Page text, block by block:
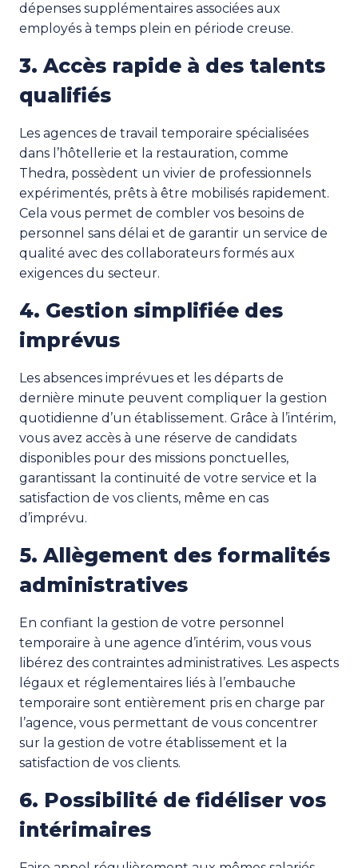
dépenses supplémentaires associées aux
employés à temps plein en période creuse.
3. Accès rapide à des talents
qualifiés
Les agences de travail temporaire spécialisées
dans l’hôtellerie et la restauration, comme
Thedra, possèdent un vivier de professionnels
expérimentés, prêts à être mobilisés rapidement.
Cela vous permet de combler vos besoins de
personnel sans délai et de garantir un service de
qualité avec des collaborateurs formés aux
exigences du secteur.
4. Gestion simplifiée des
imprévus
Les absences imprévues et les départs de
dernière minute peuvent compliquer la gestion
quotidienne d’un établissement. Grâce à l’intérim,
vous avez accès à une réserve de candidats
disponibles pour des missions ponctuelles,
garantissant la continuité de votre service et la
satisfaction de vos clients, même en cas
d’imprévu.
5. Allègement des formalités
administratives
En confiant la gestion de votre personnel
temporaire à une agence d’intérim, vous vous
libérez des contraintes administratives. Les aspects
légaux et réglementaires liés à l’embauche
temporaire sont entièrement pris en charge par
l’agence, vous permettant de vous concentrer
sur la gestion de votre établissement et la
satisfaction de vos clients.
6. Possibilité de fidéliser vos
intérimaires